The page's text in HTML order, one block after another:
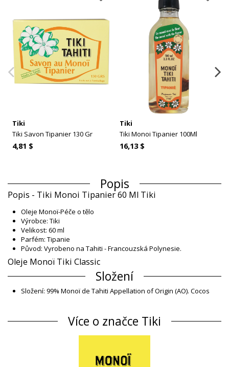
Tiki
Tiki Savon Tipanier 130 Gr
4,81 $
Tiki
Tiki Monoi Tipanier 100Ml
16,13 $
Popis
Popis - Tiki Monoi Tipanier 60 Ml Tiki
Oleje Monoï-Péče o tělo
Výrobce: Tiki
Velikost: 60 ml
Parfém: Tipanie
Původ: Vyrobeno na Tahiti - Francouzská Polynesie.
Oleje Monoï Tiki Classic
Složení
Složení: 99% Monoï de Tahiti Appellation of Origin (AO). Cocos
Benzyl benzoate, Benzyl salicylate, Cananga odorata
oil/extract, Citronellol, Geran
Oddělení: Unisex, Oleje Monoï
Více o značce Tiki